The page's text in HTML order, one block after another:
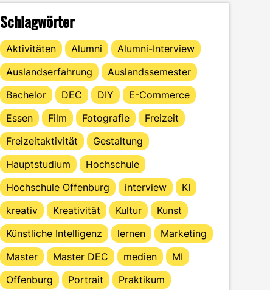
Schlagwörter
Aktivitäten Alumni
Alumni-Interview
Auslandserfahrung
Auslandssemester
Bachelor
DEC DIY
E-Commerce
Essen
Film Fotografie
Freizeit
Freizeitaktivität
Gestaltung
Hauptstudium
Hochschule
Hochschule Offenburg
interview
KI
kreativ
Kreativität Kultur
Kunst
Künstliche Intelligenz
lernen
Marketing
Master
Master DEC medien
MI
Offenburg
Portrait
Praktikum